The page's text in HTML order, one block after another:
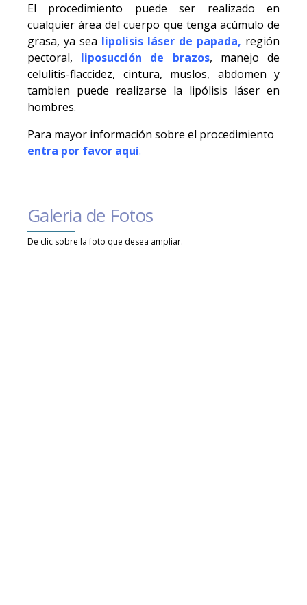
El procedimiento puede ser realizado en
cualquier área del cuerpo que tenga acúmulo de
grasa, ya sea lipolisis láser de papada, región
pectoral, liposucción de brazos, manejo de
celulitis-flaccidez, cintura, muslos, abdomen y
tambien puede realizarse la lipólisis láser en
hombres.
Para mayor información sobre el procedimiento
entra por favor aquí.
Galeria de Fotos
De clic sobre la foto que desea ampliar.